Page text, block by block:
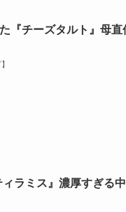
『チーズタルト』母直
ィラミス』濃厚すぎる